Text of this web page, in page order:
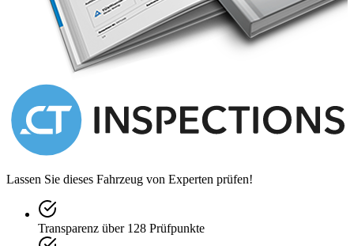
Lassen Sie dieses Fahrzeug von Experten prüfen!
Transparenz über 128 Prüfpunkte